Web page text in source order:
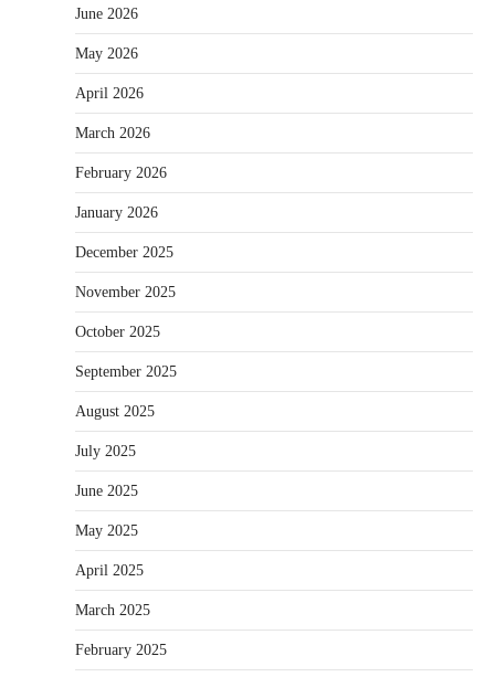
June 2026
May 2026
April 2026
March 2026
February 2026
January 2026
December 2025
November 2025
October 2025
September 2025
August 2025
July 2025
June 2025
May 2025
April 2025
March 2025
February 2025